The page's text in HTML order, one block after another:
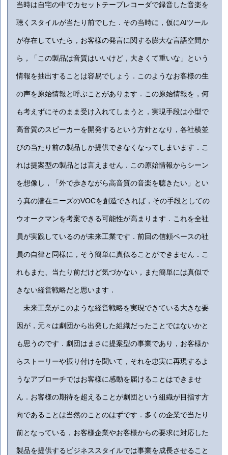
当時は自宅の中でカセットテープレコーダで録音した音楽を
聴くスタイルが当たり前でした．その当時に，仮にAIツール
が存在していたら，お客様の発言に関する膨大な言語空間か
ら，「この製品は音質はいいけど，大きくて重いな」という
情報を抽出することは容易でしょう．このようなお客様の生
の声を原始情報と呼ぶことがあります．この原始情報を，何
も考えずにそのまま受け入れてしまうと，実現手段は小型で
高音質のスピーカーを開発するという方針となり，各社横並
びの当たり前の製品しか提供できなくなってしまいます．こ
れは提案型の製品とは言えません．この原始情報からシーン
を想像し，「外で歩きながら高音質の音楽を聴きたい」とい
う真の潜在ニーズのVOCを創造できれば，その手段としての
ウオークマンを考案できる可能性が高まります．これを全社
員が実践しているのが未来工業です．前回の信頼ベースの社
員の自律と同様に，そう簡単に真似ることができません．こ
れもまた、当たり前だけど気づかない，また簡単には真似で
きない経営戦略だと思います．
未来工業がこのような経営戦略を実現できている大きな要
因が，元々は劇団から出発した組織だったことではないかと
も思うのです．劇団はまさに提案型の事業であり，お客様か
らストーリーや振り付けを聞いて，それを忠実に再現するよ
うなアプローチではお客様に感動を届けることはできませ
ん．お客様の期待を超えることが劇団という組織が目指す方
向であることは当然のことのはずです．多くの企業で当たり
前となっている，お客様企業やお客様からの要求に対応した
製品を提供するビジネススタイルでは事業を成長させること